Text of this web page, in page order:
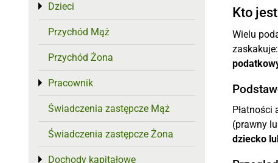
Kto
Wielu
zaskakuje:
(prawny
dziecko
Dzieci
Toggle menu
Przychód Mąż
Przychód Żona
Pracownik
Toggle menu
Świadczenia zastępcze Mąż
Świadczenia zastępcze Żona
Dochody kapitałowe
Toggle menu